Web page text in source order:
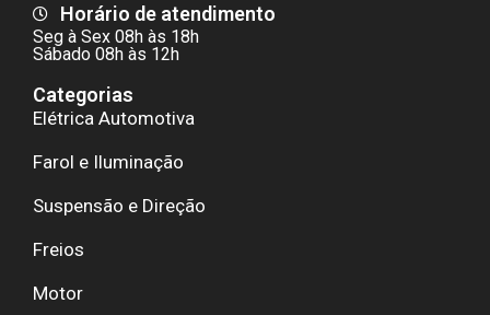
Horário de atendimento
Seg à Sex 08h às 18h
Sábado 08h às 12h
Categorias
Elétrica Automotiva
Farol e Iluminação
Suspensão e Direção
Freios
Motor